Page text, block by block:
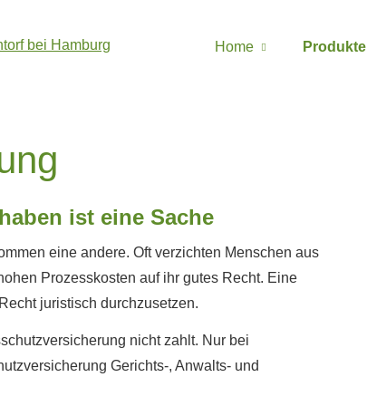
Home Produkte
ist eine Sache
eine andere. Oft verzichten Menschen aus
Prozesskosten auf ihr gutes Recht. Eine
juristisch durchzusetzen.
nicht zahlt. Nur bei
Gerichts-, Anwalts- und